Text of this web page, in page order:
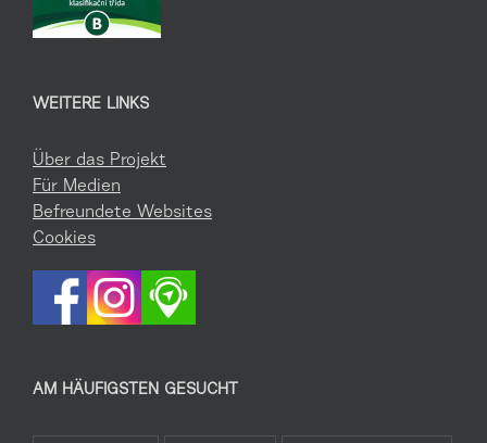
WEITERE LINKS
Über das Projekt
Für Medien
Befreundete Websites
Cookies
AM HÄUFIGSTEN GESUCHT